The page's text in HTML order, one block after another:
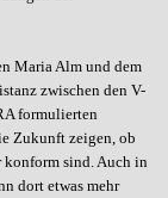
Maria Alm und dem
zwischen den V-
formulierten
Zukunft zeigen, ob
konform sind. Auch in
dort etwas mehr